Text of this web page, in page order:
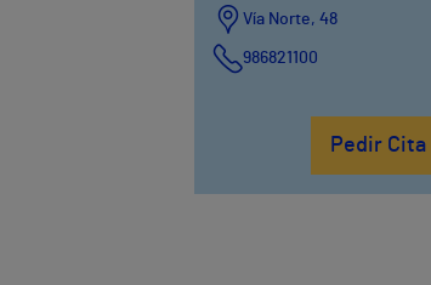
Vía Norte, 48
986821100
Pedir Cita